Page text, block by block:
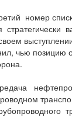
номер
стратегически
чью позицию